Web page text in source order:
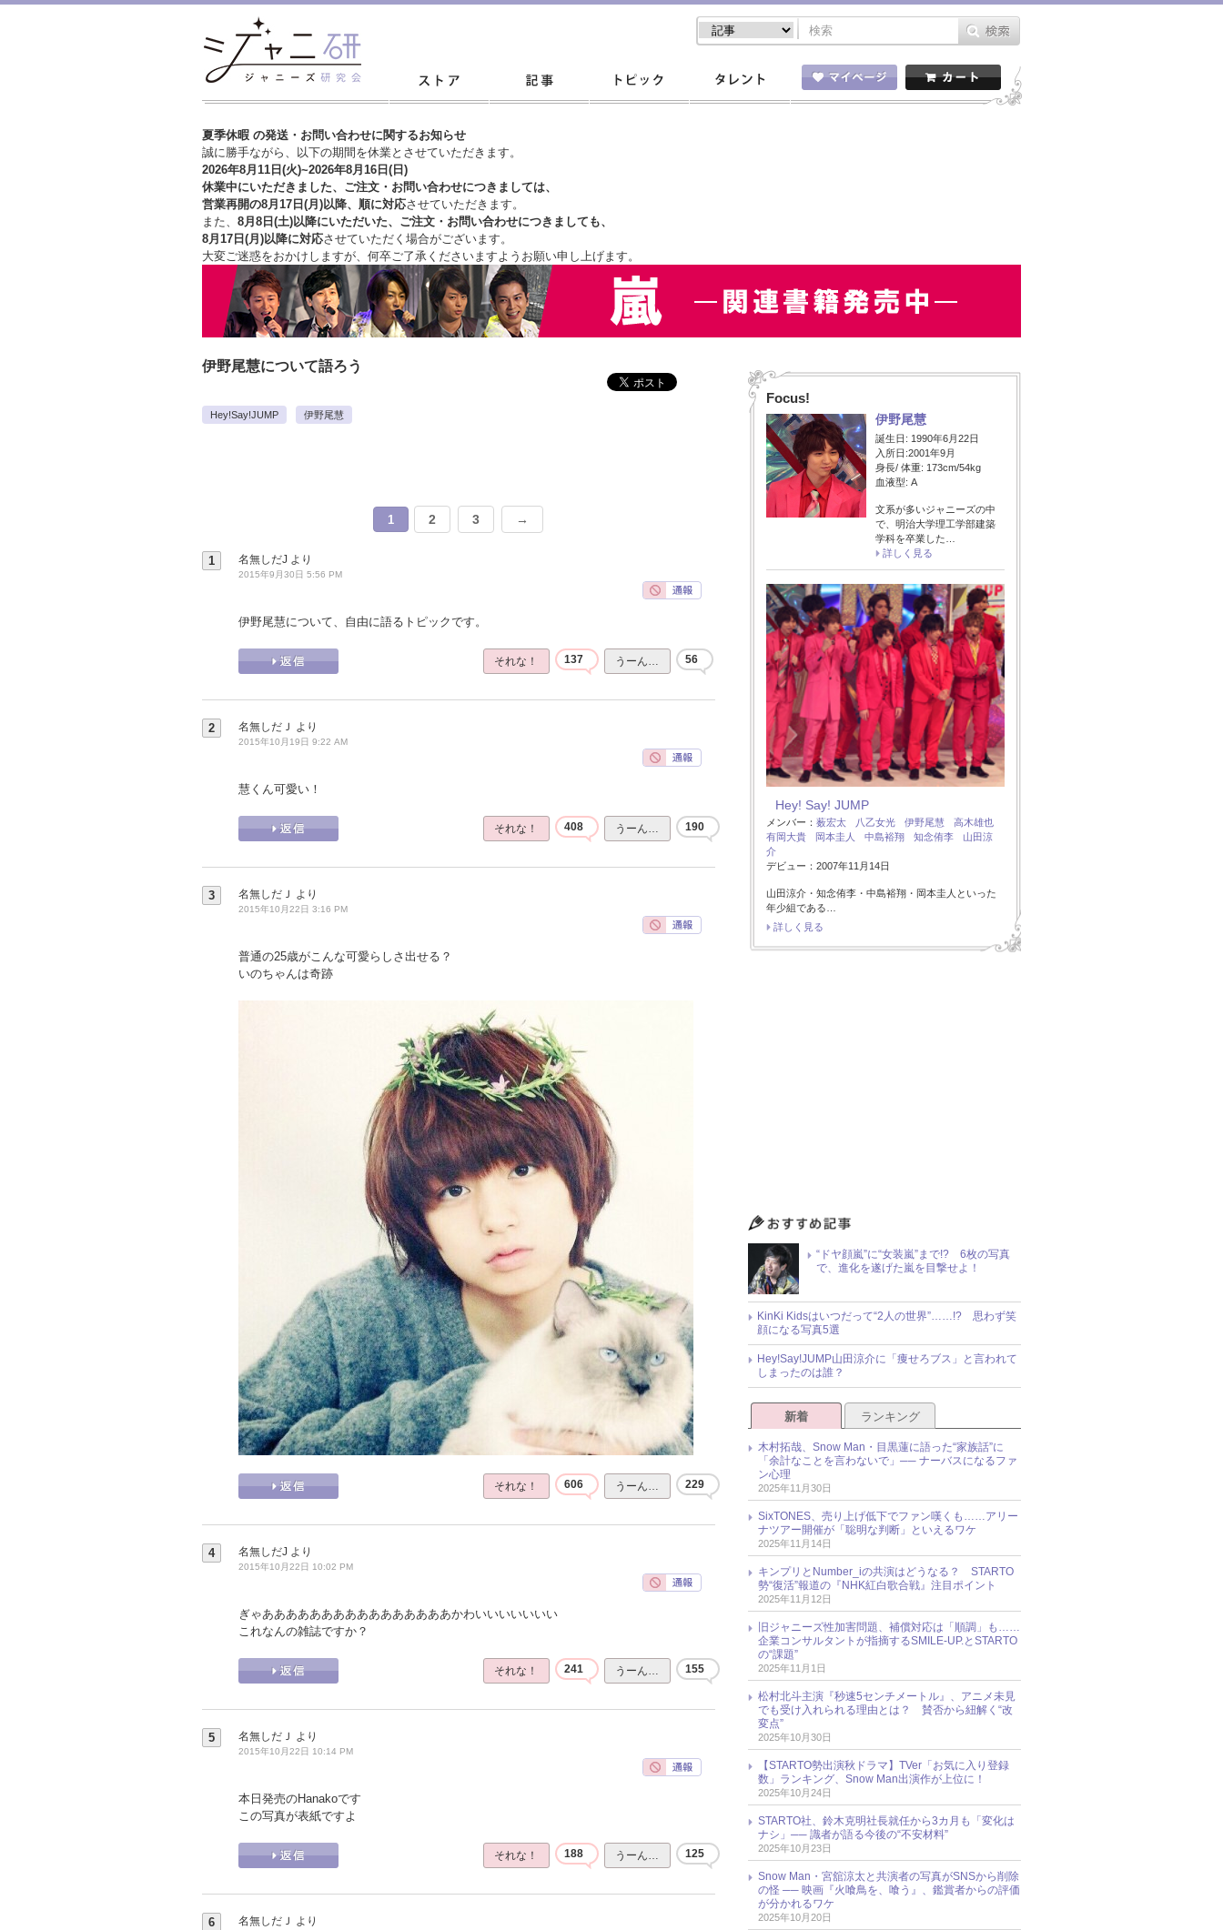
夏季休暇 の発送・お問い合わせに関するお知らせ
誠に勝手ながら、以下の期間を休業とさせていただきます。
2026年8月11日(火)~2026年8月16日(日)
休業中にいただきました、ご注文・お問い合わせにつきましては、
営業再開の8月17日(月)以降、順に対応させていただきます。
また、 8月8日(土)以降にいただいた、ご注文・ お問い合わせにつきましても、
8月17日(月)以降に対応させていただく場合がございます。
大変ご迷惑をおかけしますが、 何卒ご了承くださいますようお願い申し上げます。
伊野尾慧について語ろう
Hey!Say!JUMP 伊野尾慧
1 2 3 →
1 名無しだJ より
2015年9月30日 5:56 PM
伊野尾慧について、自由に語るトピックです。
それな！ 137 うーん… 56
2 名無しだＪ より
2015年10月19日 9:22 AM
慧くん可愛い！
それな！ 408 うーん… 190
3 名無しだＪ より
2015年10月22日 3:16 PM
普通の25歳がこんな可愛らしさ出せる？
いのちゃんは奇跡
それな！ 606 うーん… 229
4 名無しだJ より
2015年10月22日 10:02 PM
ぎゃああああああああああああああああかわいいいいいいい
これなんの雑誌ですか？
それな！ 241 うーん… 155
5 名無しだＪ より
2015年10月22日 10:14 PM
本日発売のHanakoです
この写真が表紙ですよ
それな！ 188 うーん… 125
6 名無しだＪ より
Focus!
伊野尾慧
誕生日: 1990年6月22日
入所日:2001年9月
身長/ 体重: 173cm/54kg
血液型: A
文系が多いジャニーズの中
で、明治大学理工学部建築
学科を卒業した…
詳しく見る
Hey! Say! JUMP
メンバー： 薮宏太 八乙女光 伊野尾慧
高木雄也
有岡大貴
岡本圭人 中島裕翔 知念侑李
山田涼
介
デビュー：2007年11月14日
山田涼介・知念侑李・中島裕翔・岡本圭人といった
年少組である…
詳しく見る
“ドヤ顔嵐”に“女装嵐”まで!? 6枚の写真
で、進化を遂げた嵐を目撃せよ！
KinKi Kidsはいつだって“2人の世界”……!? 思わず笑
顔になる写真5選
Hey!Say!JUMP山田涼介に「痩せろブス」と言われて
しまったのは誰？
新着 ランキング
木村拓哉、Snow Man・目黒蓮に語った“家族話”に
「余計なことを言わないで」── ナーバスになるファ
ン心理
2025年11月30日
SixTONES、売り上げ低下でファン嘆くも……アリー
ナツアー開催が「聡明な判断」といえるワケ
2025年11月14日
キンプリとNumber_iの共演はどうなる？ STARTO
勢“復活”報道の『NHK紅白歌合戦』注目ポイント
2025年11月12日
旧ジャニーズ性加害問題、補償対応は「順調」も……
企業コンサルタントが指摘するSMILE-UP.とSTARTO
の“課題”
2025年11月1日
松村北斗主演『秒速5センチメートル』、アニメ未見
でも受け入れられる理由とは？ 賛否から紐解く“改
変点”
2025年10月30日
【STARTO勢出演秋ドラマ】TVer「お気に入り登録
数」ランキング、Snow Man出演作が上位に！
2025年10月24日
STARTO社、鈴木克明社長就任から3カ月も「変化は
ナシ」── 識者が語る今後の“不安材料”
2025年10月23日
Snow Man・宮舘涼太と共演者の写真がSNSから削除
の怪 ── 映画『火喰鳥を、喰う』、鑑賞者からの評価
が分かれるワケ
2025年10月20日